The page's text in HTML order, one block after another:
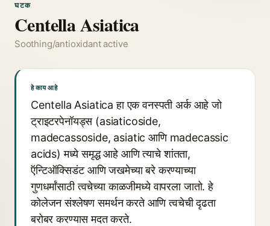
घटक
Centella Asiatica
Soothing/antioxidant active
हे काय आहे
Centella Asiatica हा एक वनस्पती अर्क आहे जो
ट्राइटरपेनॉयड्स (asiaticoside,
madecassoside, asiatic आणि madecassic
acids) मध्ये समृद्ध आहे आणि त्याचे शांतता,
ऍन्टिऑक्सिडंट आणि जखमेच्या बरे करण्याच्या
गुणधर्मांसाठी त्वचेच्या काळजीमध्ये वापरला जातो. हे
कोलेजन संश्लेषण समर्थन करते आणि त्वचेची दृढता
बरोबर करण्यास मदत करते.